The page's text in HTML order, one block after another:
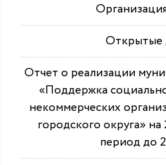
Открытые
Отчет о реализации
«Поддержка
некоммерческих
городского округа»
период до